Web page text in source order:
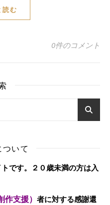
読む
0件のコメント
いて
です。２０歳未満の方は入
支援） 者に対する感謝還